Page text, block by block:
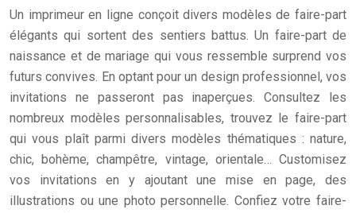
Un imprimeur en ligne conçoit divers modèles de faire-part
élégants qui sortent des sentiers battus. Un faire-part de
naissance et de mariage qui vous ressemble surprend vos
futurs convives. En optant pour un design professionnel, vos
invitations ne passeront pas inaperçues. Consultez les
nombreux modèles personnalisables, trouvez le faire-part
qui vous plaît parmi divers modèles thématiques : nature,
chic, bohème, champêtre, vintage, orientale… Customisez
vos invitations en y ajoutant une mise en page, des
illustrations ou une photo personnelle. Confiez votre faire-